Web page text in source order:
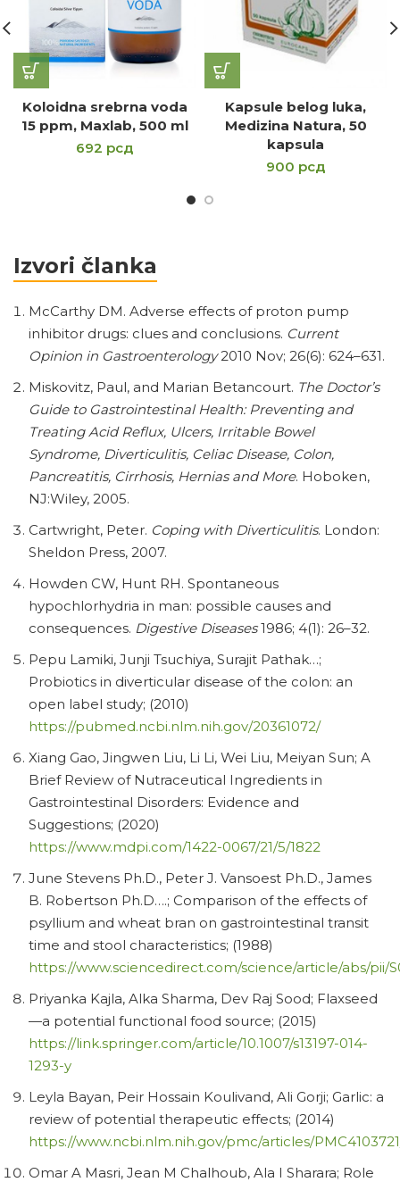
Koloidna srebrna voda
15 ppm, Maxlab, 500 ml
692 рсд
Kapsule belog luka,
Medizina Natura, 50
kapsula
900 рсд
Izvori članka
McCarthy DM. Adverse effects of proton pump
inhibitor drugs: clues and conclusions. Current
Opinion in Gastroenterology2010 Nov; 26(6): 624–631.
Miskovitz, Paul, and Marian Betancourt. The Doctor’s
Guide to Gastrointestinal Health: Preventing and
Treating Acid Reflux, Ulcers, Irritable Bowel
Syndrome, Diverticulitis, Celiac Disease, Colon,
Pancreatitis, Cirrhosis, Hernias and More. Hoboken,
NJ:Wiley, 2005.
Cartwright, Peter. Coping with Diverticulitis. London:
Sheldon Press, 2007.
Howden CW, Hunt RH. Spontaneous
hypochlorhydria in man: possible causes and
consequences. Digestive Diseases1986; 4(1): 26–32.
Pepu Lamiki, Junji Tsuchiya, Surajit Pathak…;
Probiotics in diverticular disease of the colon: an
open label study; (2010)
https://pubmed.ncbi.nlm.nih.gov/20361072/
Xiang Gao, Jingwen Liu, Li Li, Wei Liu, Meiyan Sun; A
Brief Review of Nutraceutical Ingredients in
Gastrointestinal Disorders: Evidence and
Suggestions; (2020)
https://www.mdpi.com/1422-0067/21/5/1822
June Stevens Ph.D., Peter J. Vansoest Ph.D., James
B. Robertson Ph.D….; Comparison of the effects of
psyllium and wheat bran on gastrointestinal transit
time and stool characteristics; (1988)
https://www.sciencedirect.com/science/article/abs/pii/
Priyanka Kajla, Alka Sharma, Dev Raj Sood; Flaxseed
—a potential functional food source; (2015)
https://link.springer.com/article/10.1007/s13197-014-
1293-y
Leyla Bayan, Peir Hossain Koulivand, Ali Gorji; Garlic: a
review of potential therapeutic effects; (2014)
https://www.ncbi.nlm.nih.gov/pmc/articles/
Omar A Masri, Jean M Chalhoub, Ala I Sharara; Role